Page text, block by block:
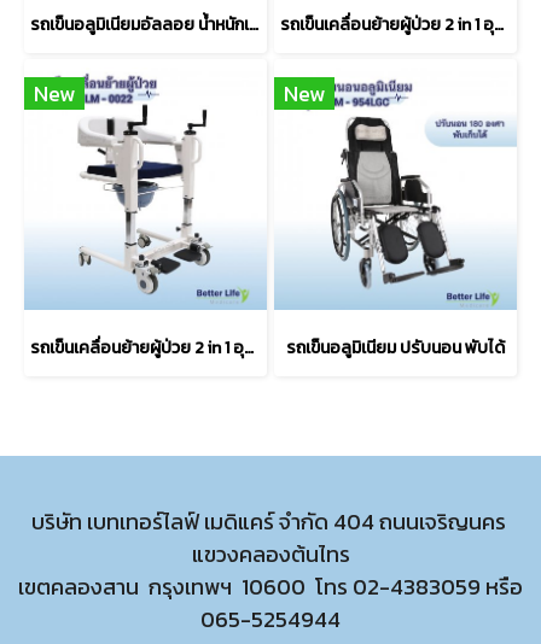
รถเข็นอลูมิเนียมอัลลอย น้ำหนักเบา พับได้ รถเข็นเคลื่อนย้ายผู้ป่วย 2 in 1 อุปกรณ์เคลื่อนย้ายผู้ป่วยติดเตียง รถเข็นสำหรับผู้ป่วยติดเตียง
New
รถเข็นเคลื่อนย้ายผู้ป่วย 2 in 1 อุปกรณ์เคลื่อนย้ายผู้ป่วยติดเตียง รถเข็นสำหรับผู้ป่วยติดเตียง
New
รถเข็นอลูมิเนียม ปรับนอน พับได้
บริษัท เบทเทอร์ไลฟ์ เมดิแคร์ จำกัด 404 ถนนเจริญนคร
แขวงคลองต้นไทร
เขตคลองสาน กรุงเทพฯ 10600 โทร 02-4383059 หรือ
065-5254944